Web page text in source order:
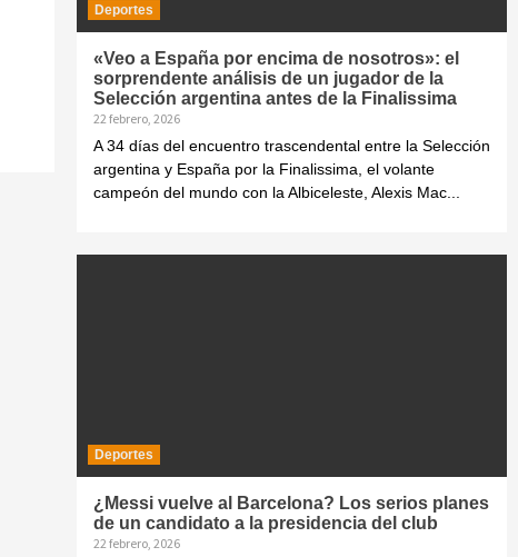
Deportes
«Veo a España por encima de nosotros»: el
sorprendente análisis de un jugador de la
Selección argentina antes de la Finalissima
22 febrero, 2026
A 34 días del encuentro trascendental entre la Selección
argentina y España por la Finalissima, el volante
campeón del mundo con la Albiceleste, Alexis Mac...
Deportes
¿Messi vuelve al Barcelona? Los serios planes
de un candidato a la presidencia del club
22 febrero, 2026